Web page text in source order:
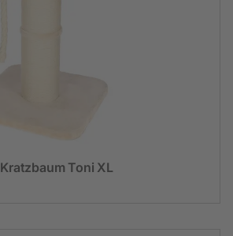
Kratzbaum Toni XL